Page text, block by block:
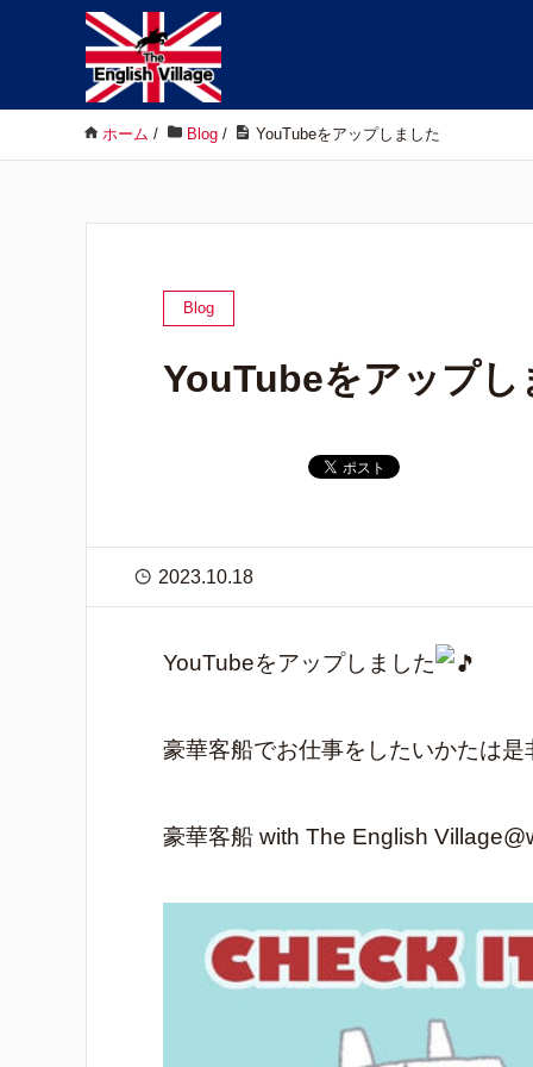
ホーム / Blog / YouTubeをアップしました
Blog
YouTubeをアップし
2023.10.18
YouTubeをアップしました
豪華客船でお仕事をしたいかたは
豪華客船 with The English